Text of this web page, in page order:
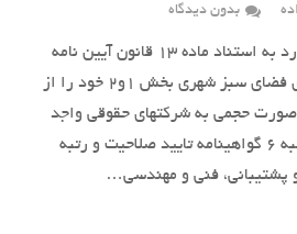
بدون دیدگاه
شهرداری قوچان در نظر دارد به استناد ماده 13 قانون آیین نامه
مالی شهرداری ها نگهداري فضاي سبز شهری بخش 1و2 خود را از
حجمی به شرکتهای حقوقی واجد
شرایط که حداقل دارای رتبه 6 گواهینامه تایید صلاحیت و رتبه
فنی و مهندسی…